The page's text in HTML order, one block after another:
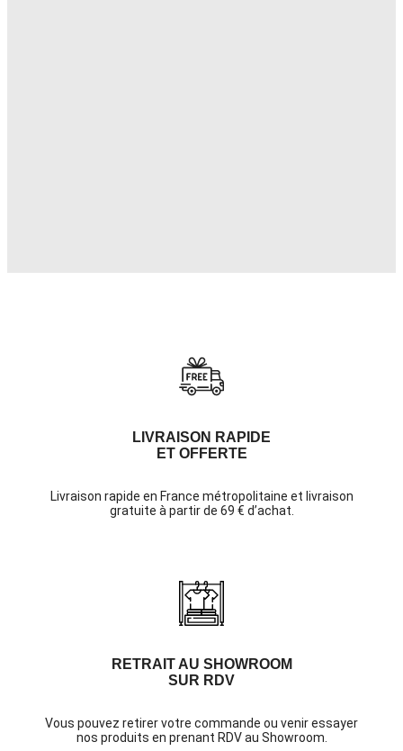
LIVRAISON RAPIDE
ET OFFERTE
Livraison rapide en France métropolitaine et livraison
gratuite à partir de 69 € d’achat.
RETRAIT AU SHOWROOM
SUR RDV
Vous pouvez retirer votre commande ou venir essayer
nos produits en prenant RDV au Showroom.